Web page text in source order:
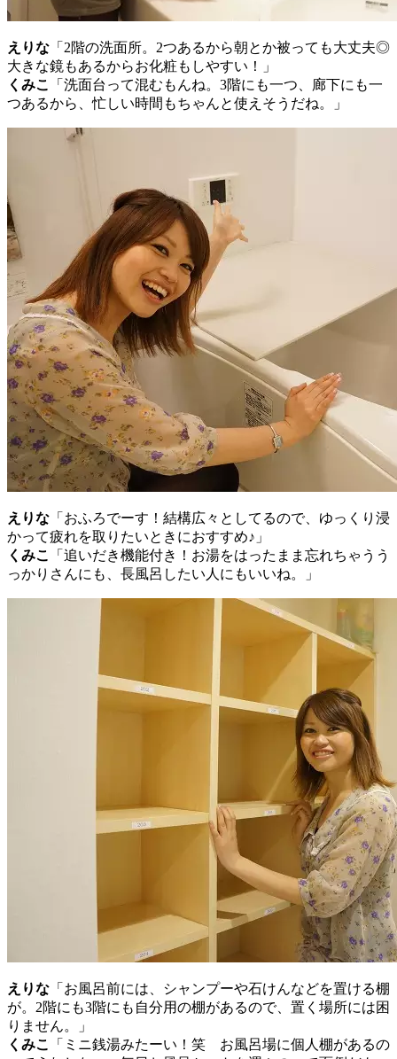
えりな 「2階の洗面所。2つあるから朝とか被っても大丈夫◎
大きな鏡もあるからお化粧もしやすい！」
くみこ
「洗面台って混むもんね。3階にも一つ、廊下にも一
つあるから、忙しい時間もちゃんと使えそうだね。」
えりな 「おふろでーす！結構広々としてるので、ゆっくり浸
かって疲れを取りたいときにおすすめ♪」
くみこ
「追いだき機能付き！お湯をはったまま忘れちゃうう
っかりさんにも、長風呂したい人にもいいね。」
えりな 「お風呂前には、シャンプーや石けんなどを置ける棚
が。2階にも3階にも自分用の棚があるので、置く場所には困
りません。」
くみこ
「ミニ銭湯みたーい！笑 お風呂場に個人棚があるの